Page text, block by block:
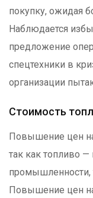
покупку, ожидая
Наблюдается
предложение
спецтехники в
организации
Стоимость
Повышение цен
так как топливо
промышленности,
Повышение цен